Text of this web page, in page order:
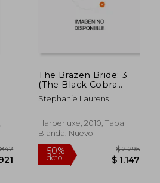
The Brazen Bride: 3
(The Black Cobra
Quartet) (en Inglés)
Stephanie Laurens
Harperluxe, 2010, Tapa
Blanda, Nuevo